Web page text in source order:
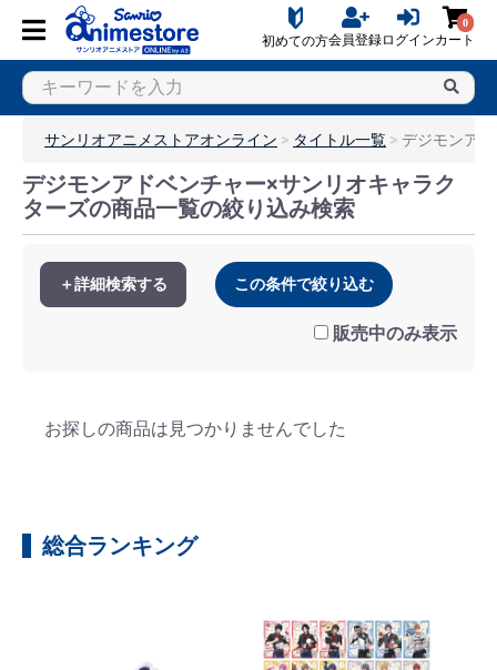
初めての方会員登録ログイン
0
カート
サンリオアニメストアオンライン タイトル一覧 デジモンア
デジモンアドベンチャー×サンリオキャラク
ターズの商品一覧の絞り込み検索
＋詳細検索する この条件で絞り込む
販売中のみ表示
お探しの商品は見つかりませんでした
総合ランキング